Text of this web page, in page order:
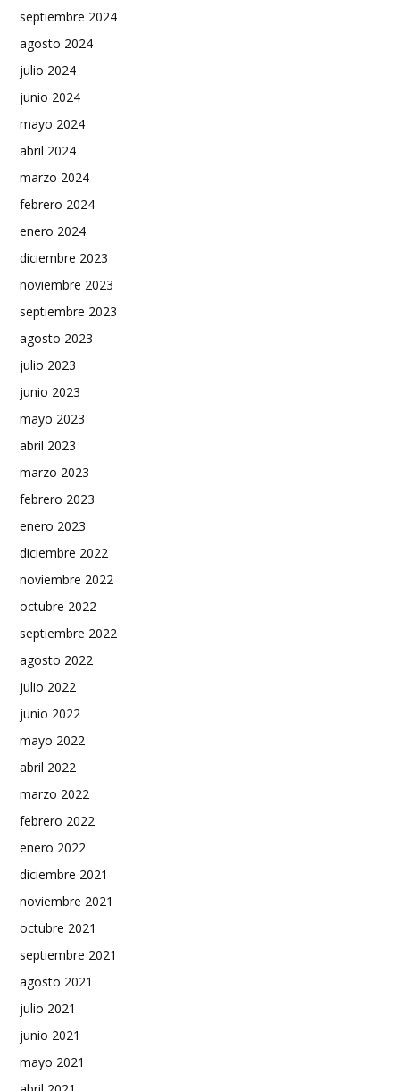
septiembre 2024
agosto 2024
julio 2024
junio 2024
mayo 2024
abril 2024
marzo 2024
febrero 2024
enero 2024
diciembre 2023
noviembre 2023
septiembre 2023
agosto 2023
julio 2023
junio 2023
mayo 2023
abril 2023
marzo 2023
febrero 2023
enero 2023
diciembre 2022
noviembre 2022
octubre 2022
septiembre 2022
agosto 2022
julio 2022
junio 2022
mayo 2022
abril 2022
marzo 2022
febrero 2022
enero 2022
diciembre 2021
noviembre 2021
octubre 2021
septiembre 2021
agosto 2021
julio 2021
junio 2021
mayo 2021